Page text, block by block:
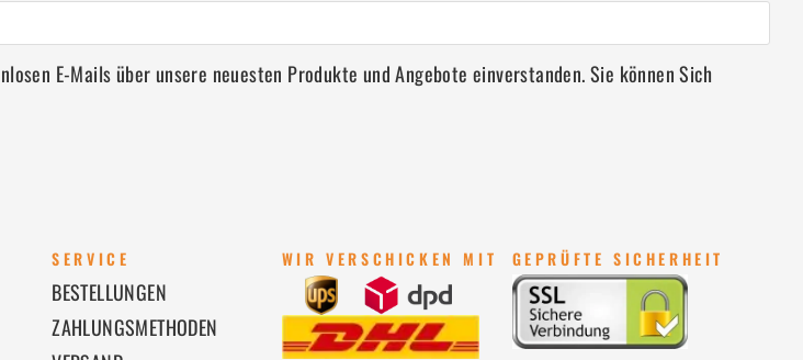
E-Mails über unsere neuesten Produkte und Angebote einverstanden. Sie können Sich
SERVICE
BESTELLUNGEN
ZAHLUNGSMETHODEN
WIR VERSCHICKEN MIT GEPRÜFTE SICHERHEIT